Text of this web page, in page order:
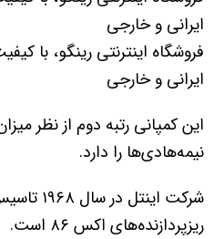
ایرانی و خارجی
فروشگاه اینترنتی رینگو، با
ایرانی و خارجی
این کمپانی رتبه دوم از نظر
نیمه‌هادی‌ها را دارد.
شرکت
ریزپردازنده‌های اکس ۸۶ است.